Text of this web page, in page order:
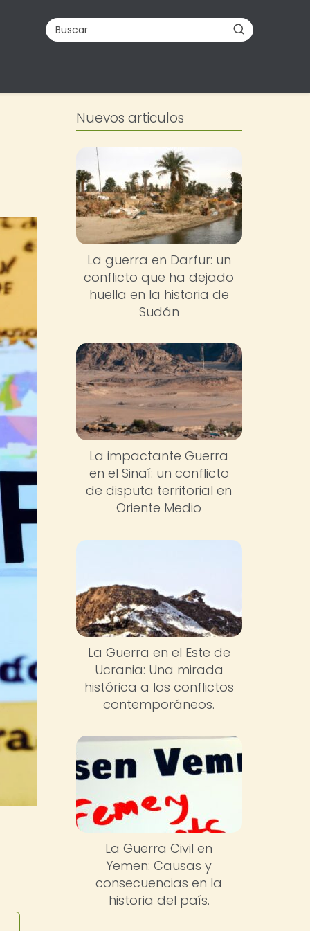
Nuevos articulos
La guerra en Darfur: un
conflicto que ha dejado
huella en la historia de
Sudán
La impactante Guerra
en el Sinaí: un conflicto
de disputa territorial en
Oriente Medio
La Guerra en el Este de
Ucrania: Una mirada
histórica a los conflictos
contemporáneos.
La Guerra Civil en
Yemen: Causas y
consecuencias en la
historia del país.